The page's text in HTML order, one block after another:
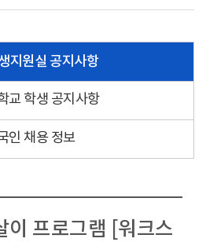
지원실 공지사항
교 학생 공지사항
인 채용 정보
이 프로그램 [워크스